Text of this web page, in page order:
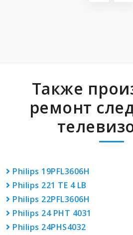
Также
ремонт
Philips 19PFL3606H
Philips 221 TE 4 LB
Philips 22PFL3606H
Philips 24 PHT 4031
Philips 24PHS4032